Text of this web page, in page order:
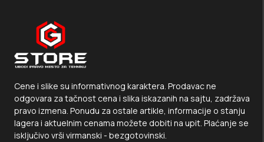
Cene i slike su informativnog karaktera. Prodavac ne
odgovara za tačnost cena i slika iskazanih na sajtu, zadržava
pravo izmena. Ponudu za ostale artikle, informacije o stanju
lagera i aktuelnim cenama možete dobiti na upit. Plaćanje se
isključivo vrši virmanski - bezgotovinski.